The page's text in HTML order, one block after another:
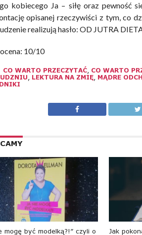
kobiecego Ja – siłę oraz pewność
opisanej rzeczywiści z tym, co
realizują hasło: OD JUTRA
10/10
CO WARTO PRZECZYTAĆ, CO WARTO
, LEKTURA NA ZMIĘ, MĄDRE
mogę być modelką?!” czyli o
Jak